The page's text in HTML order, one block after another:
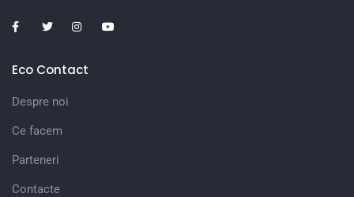
Eco Contact
Despre noi
Ce facem
Parteneri
Contacte